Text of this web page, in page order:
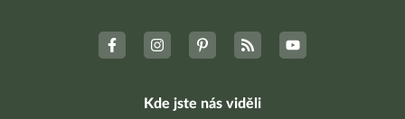
Kde jste nás viděli